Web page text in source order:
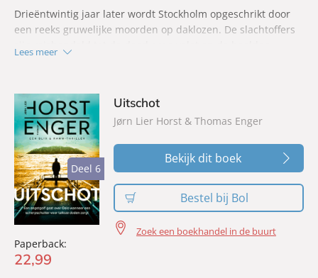
Drieëntwintig jaar later wordt Stockholm opgeschrikt door
een reeks gruwelijke moorden op daklozen. De slachtoffers
Springvloeddraait om de impact van schuld die nooit is
afgewikkeld en om de vraag hoe ver mensen gaan om
wraak te nemen wanneer gerechtigheid uitblijft.
Lees meer
Deel 6
Deel 6
Paperback:
22,99
Uitschot
Jørn Lier Horst & Thomas Enger
Bekijk dit boek
Bestel bij Bol
Zoek een boekhandel in de buurt